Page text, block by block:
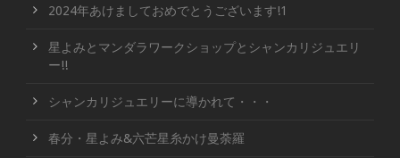
2024年あけましておめでとうございます!1
星よみとマンダラワークショップとシャンカリジュエリ
ー!!
シャンカリジュエリーに導かれて・・・
春分・星よみ&六芒星糸かけ曼荼羅